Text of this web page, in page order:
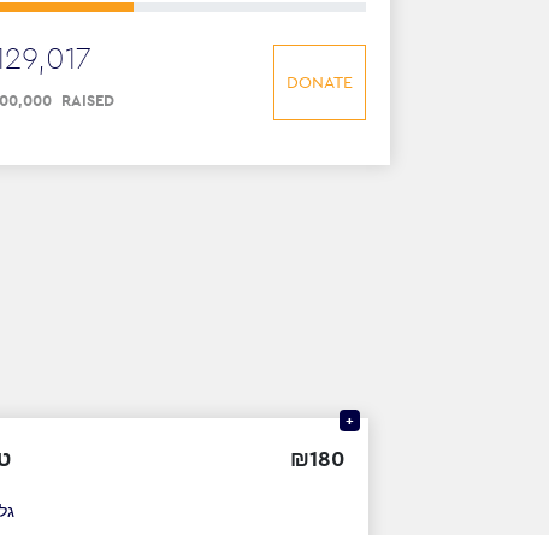
,017
,000 RAISED
DONATE
₪180
+